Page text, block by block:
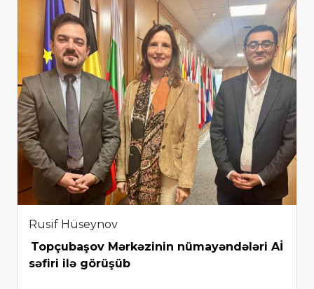
Rusif Hüseynov
Topçubaşov Mərkəzinin nümayəndələri Aİ
səfiri ilə görüşüb